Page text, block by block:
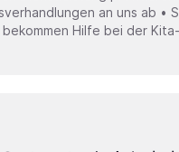
an uns ab •
Hilfe bei der